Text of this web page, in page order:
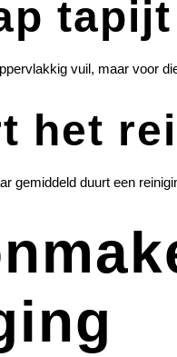
vuil, maar voor
het
gemiddeld duurt een